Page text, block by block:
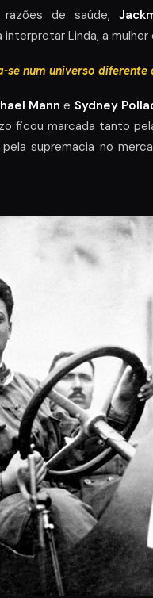
de saúde,
Linda, a mulher
num universo diferente
Manne Sydney
ficou marcada tanto
supremacia no